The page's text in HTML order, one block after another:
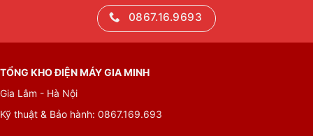
0867.16.9693
TỔNG KHO ĐIỆN MÁY GIA MINH
Gia Lâm - Hà Nội
Kỹ thuật & Bảo hành: 0867.169.693